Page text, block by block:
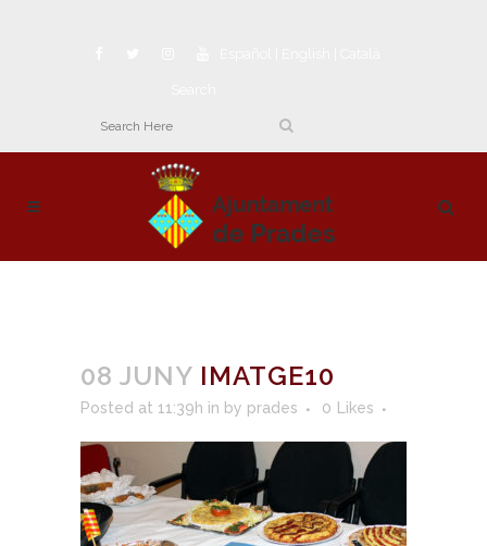
08 JUNY IMATGE10
Posted at 11:39h in by prades 0 Likes